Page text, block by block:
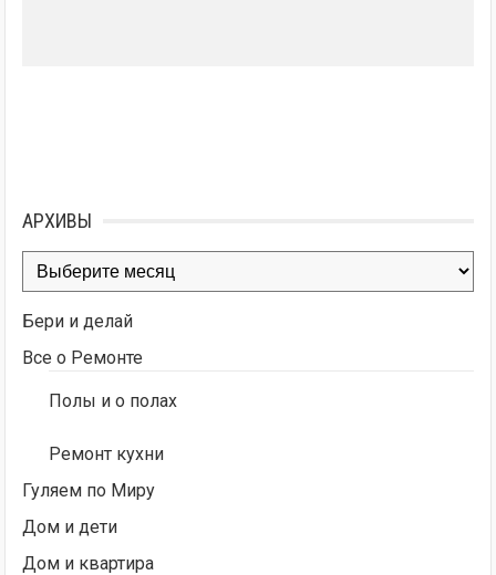
АРХИВЫ
Архивы
Бери и делай
Все о Ремонте
Полы и о полах
Ремонт кухни
Гуляем по Миру
Дом и дети
Дом и квартира